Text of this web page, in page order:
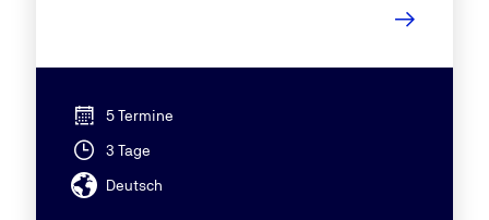
5 Termine
3 Tage
Deutsch